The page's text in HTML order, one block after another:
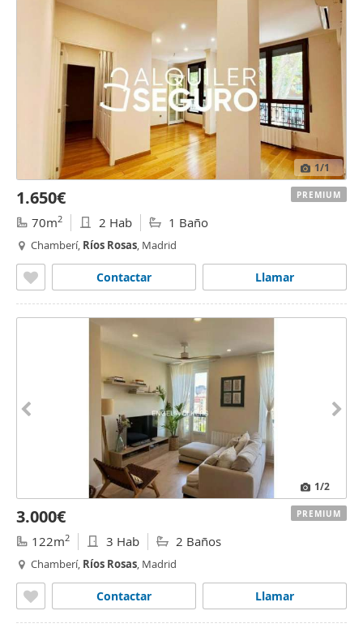
1/1
1.650€
70m2 2 Hab 1 Baño
Chamberí, Ríos Rosas, Madrid
Llamar
Contactar
PREMIUM
1/2
3.000€
122m2 3 Hab 2 Baños
Chamberí, Ríos Rosas, Madrid
Llamar
Contactar
PREMIUM